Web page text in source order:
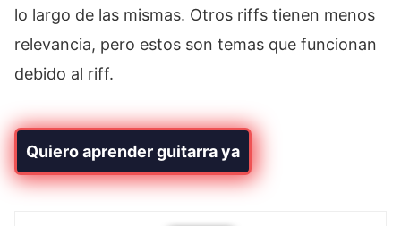
lo largo de las mismas. Otros riffs tienen menos
relevancia, pero estos son temas que funcionan
debido al riff.
Quiero aprender guitarra ya